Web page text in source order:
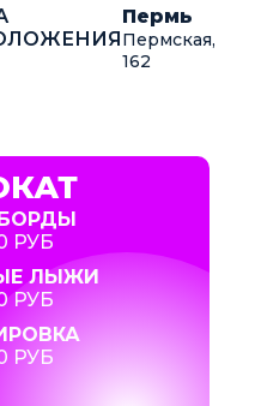
Пермь
Пермская,
162
РУБ
ЛЫЖИ
РУБ
РУБ